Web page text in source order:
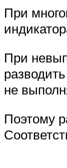
При
При
не
Поэтому